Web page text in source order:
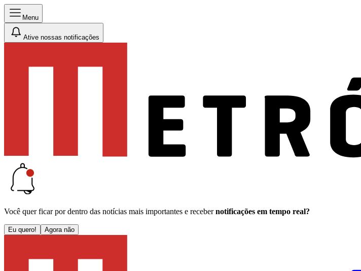
Menu
Ative nossas notificações
Você quer ficar por dentro das notícias mais importantes e receber notificações em tempo real?
Eu quero! Agora não